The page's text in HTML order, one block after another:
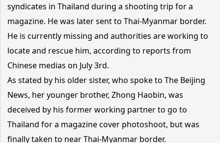
syndicates in Thailand during a shooting trip for a
magazine. He was later sent to Thai-Myanmar border.
He is currently missing and authorities are working to
locate and rescue him, according to reports from
Chinese medias on July 3rd.
As stated by his older sister, who spoke to The Beijing
News, her younger brother, Zhong Haobin, was
deceived by his former working partner to go to
Thailand for a magazine cover photoshoot, but was
finally taken to near Thai-Myanmar border.